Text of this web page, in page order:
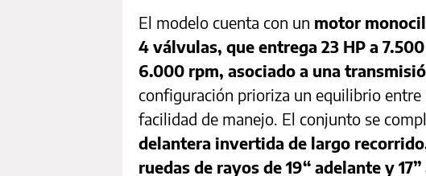
El modelo cuenta con un motor
4 válvulas, que entrega 23 HP a
6.000 rpm, asociado a una
configuración prioriza un equilibrio
facilidad de manejo. El conjunto se
delantera invertida de largo
ruedas de rayos de 19“ adelante y